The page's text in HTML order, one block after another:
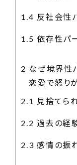
1.4 反社会性
1.5 依存性パ
2 なぜ境界性
恋愛で怒り
2.1
見捨てら
2.2 過去の経
2.3 感情の振